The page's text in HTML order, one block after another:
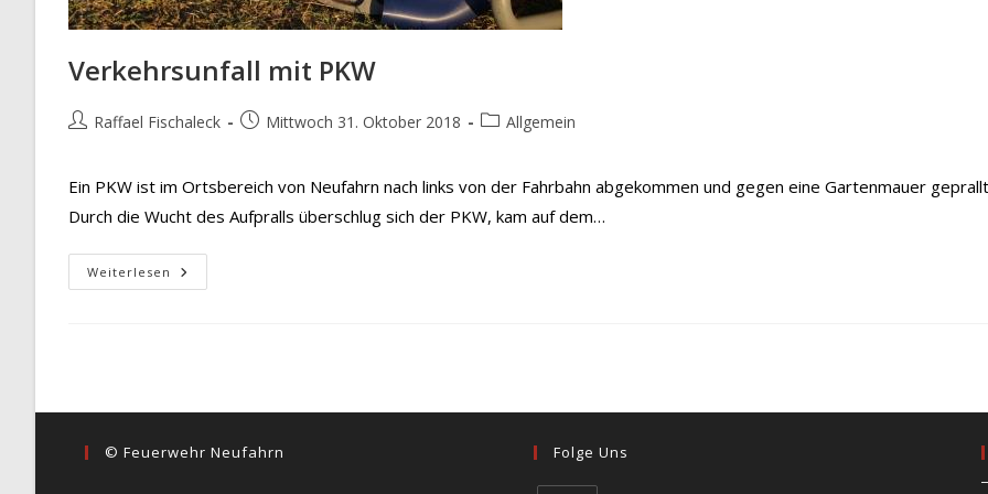
Verkehrsunfall mit PKW
Beitrags-
Raffael Fischaleck
BeitragMittwoch 31. Oktober 2018
Beitrags-
Allgemein
Ein PKW ist im Ortsbereich von Neufahrn nach links von der Fahrbahn abgekommen und gegen eine Gartenmauer
Durch die Wucht des Aufpralls überschlug sich der PKW, kam auf dem…
Weiterlesen Verkehrsunfall
Mit
© Feuerwehr Neufahrn Folge Uns